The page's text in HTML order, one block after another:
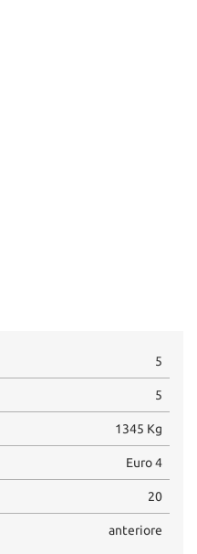
5
5
1345 Kg
Euro 4
20
anteriore